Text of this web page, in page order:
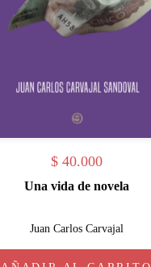
$40.000
Una vida de novela
Juan Carlos Carvajal